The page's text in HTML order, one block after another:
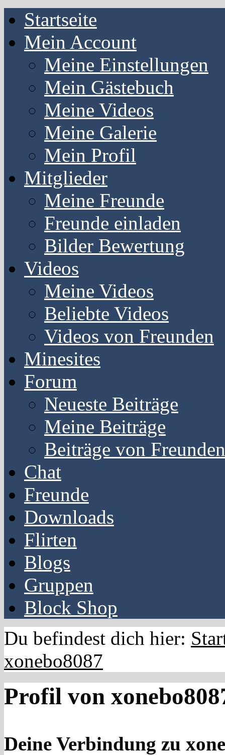
Startseite
Mein Account
Meine Einstellungen
Mein Gästebuch
Meine Videos
Meine Galerie
Mein Profil
Mitglieder
Meine Freunde
Freunde einladen
Bilder Bewertung
Videos
Meine Videos
Beliebte Videos
Videos von Freunden
Minesites
Forum
Neueste Beiträge
Meine Beiträge
Beiträge von Freunden
Chat
Freunde
Downloads
Flirten
Blogs
Gruppen
Block Shop
Du befindest dich hier:
xonebo8087
Profil von
Deine Verbindung zu